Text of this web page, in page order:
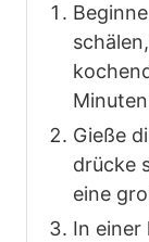
Gieße
drücke
eine
In einer